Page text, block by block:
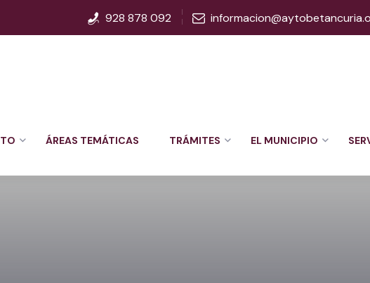
928 878 092
ÁREAS TEMÁTICAS TRÁMITES EL MUNICIPIO